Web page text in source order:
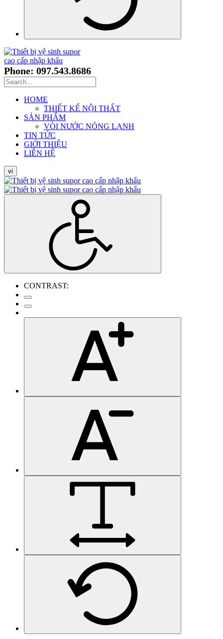
Phone: 097.543.8686
HOME
THIẾT KẾ NỘI THẤT
SẢN PHẨM
VÒI NƯỚC NÓNG LẠNH
TIN TỨC
GIỚI THIỆU
LIÊN HỆ
vi
CONTRAST: